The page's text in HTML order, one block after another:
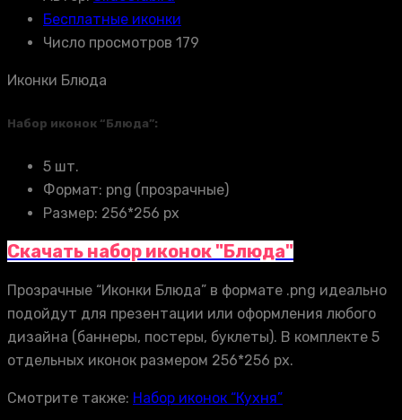
Бесплатные иконки
Число просмотров 179
Иконки Блюда
Набор иконок “Блюда”:
5 шт.
Формат: png (прозрачные)
Размер: 256*256 px
Скачать набор иконок "Блюда"
Прозрачные “Иконки Блюда” в формате .png идеально
подойдут для презентации или оформления любого
дизайна (баннеры, постеры, буклеты). В комплекте 5
отдельных иконок размером 256*256 px.
Смотрите также: Набор иконок “Кухня”